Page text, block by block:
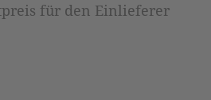
für den Einlieferer